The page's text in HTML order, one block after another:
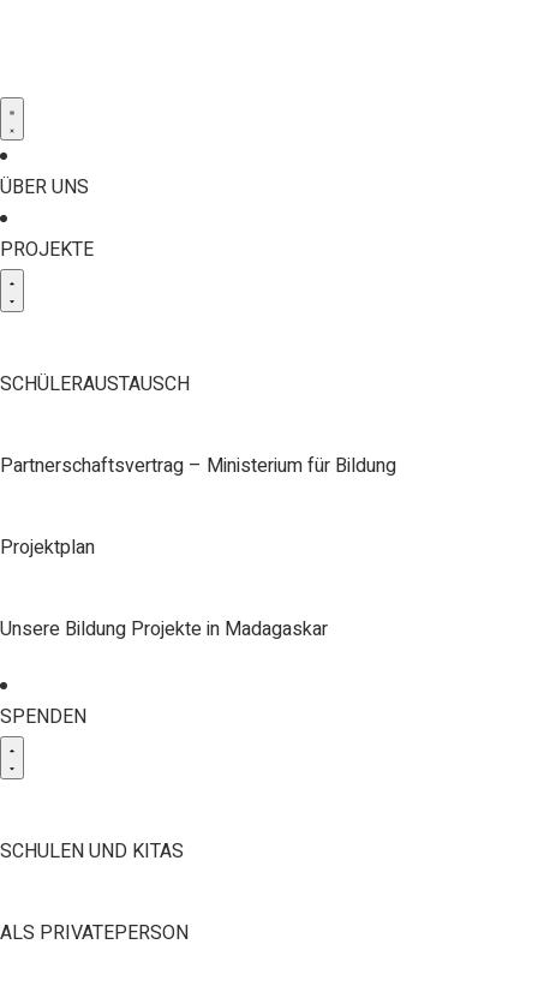
ÜBER UNS
PROJEKTE
SCHÜLERAUSTAUSCH
Partnerschaftsvertrag – Ministerium für Bildung
Projektplan
Unsere Bildung Projekte in Madagaskar
SPENDEN
SCHULEN UND KITAS
ALS PRIVATEPERSON